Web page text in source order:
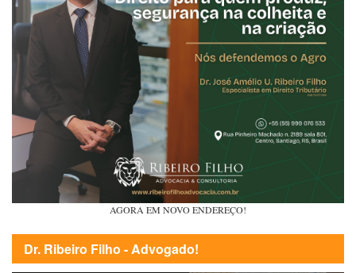
AGORA EM NOVO ENDEREÇO!
Dr. Ribeiro Filho - Advogado!